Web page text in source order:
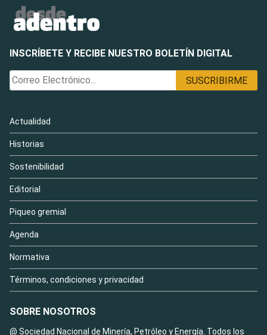
INSCRÍBETE Y RECIBE NUESTRO BOLETÍN DIGITAL
Actualidad
Historias
Sostenibilidad
Editorial
Piqueo gremial
Agenda
Normativa
Términos, condiciones y privacidad
SOBRE NOSOTROS
@ Sociedad Nacional de Minería, Petróleo y Energía. Todos los